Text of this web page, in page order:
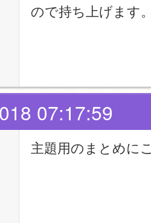
ので持ち上げます
07:17:59
主題用のまとめに